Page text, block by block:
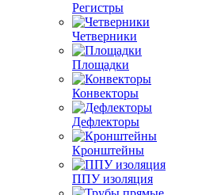
Регистры
Четверники
Площадки
Конвекторы
Дефлекторы
Кронштейны
ППУ изоляция